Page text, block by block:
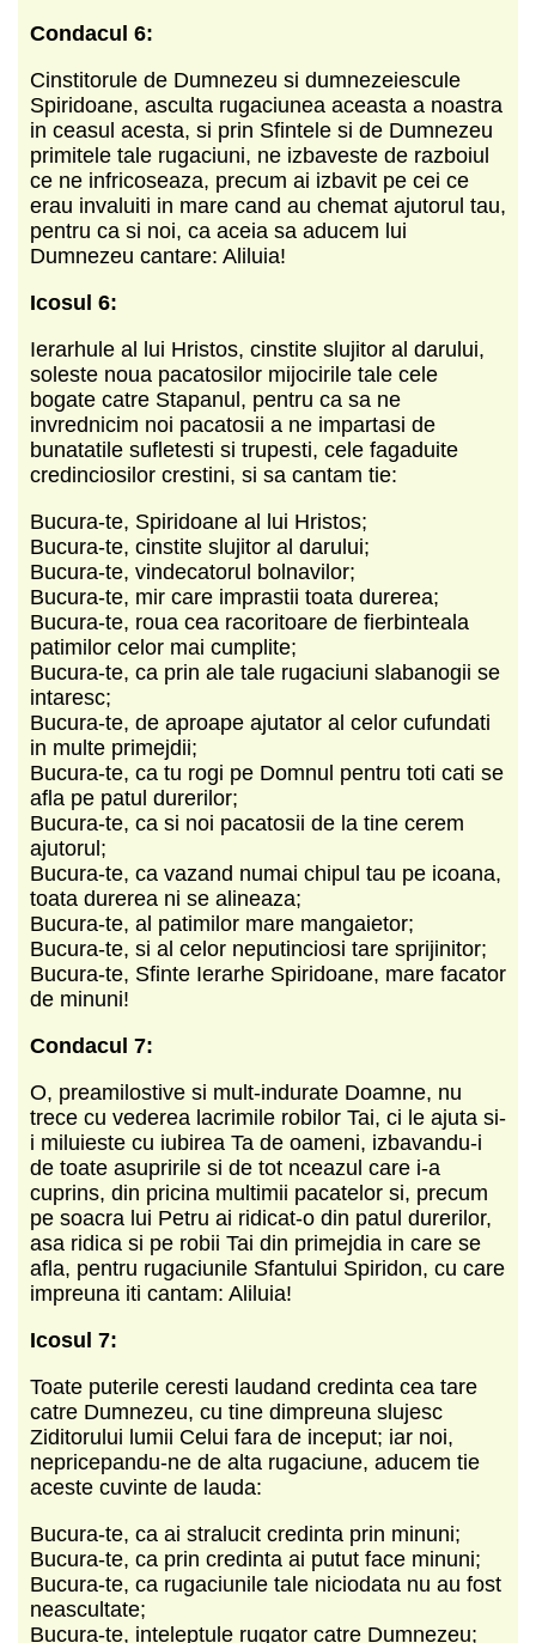
Condacul 6:
Cinstitorule de Dumnezeu si dumnezeiescule
Spiridoane, asculta rugaciunea aceasta a noastra
in ceasul acesta, si prin Sfintele si de Dumnezeu
primitele tale rugaciuni, ne izbaveste de razboiul
ce ne infricoseaza, precum ai izbavit pe cei ce
erau invaluiti in mare cand au chemat ajutorul tau,
pentru ca si noi, ca aceia sa aducem lui
Dumnezeu cantare: Aliluia!
Icosul 6:
Ierarhule al lui Hristos, cinstite slujitor al darului,
soleste noua pacatosilor mijocirile tale cele
bogate catre Stapanul, pentru ca sa ne
invrednicim noi pacatosii a ne impartasi de
bunatatile sufletesti si trupesti, cele fagaduite
credinciosilor crestini, si sa cantam tie:
Bucura-te, Spiridoane al lui Hristos;
Bucura-te, cinstite slujitor al darului;
Bucura-te, vindecatorul bolnavilor;
Bucura-te, mir care imprastii toata durerea;
Bucura-te, roua cea racoritoare de fierbinteala
patimilor celor mai cumplite;
Bucura-te, ca prin ale tale rugaciuni slabanogii se
intaresc;
Bucura-te, de aproape ajutator al celor cufundati
in multe primejdii;
Bucura-te, ca tu rogi pe Domnul pentru toti cati se
afla pe patul durerilor;
Bucura-te, ca si noi pacatosii de la tine cerem
ajutorul;
Bucura-te, ca vazand numai chipul tau pe icoana,
toata durerea ni se alineaza;
Bucura-te, al patimilor mare mangaietor;
Bucura-te, si al celor neputinciosi tare sprijinitor;
Bucura-te, Sfinte Ierarhe Spiridoane, mare facator
de minuni!
Condacul 7:
O, preamilostive si mult-indurate Doamne, nu
trece cu vederea lacrimile robilor Tai, ci le ajuta si-
i miluieste cu iubirea Ta de oameni, izbavandu-i
de toate asupririle si de tot nceazul care i-a
cuprins, din pricina multimii pacatelor si, precum
pe soacra lui Petru ai ridicat-o din patul durerilor,
asa ridica si pe robii Tai din primejdia in care se
afla, pentru rugaciunile Sfantului Spiridon, cu care
impreuna iti cantam: Aliluia!
Icosul 7:
Toate puterile ceresti laudand credinta cea tare
catre Dumnezeu, cu tine dimpreuna slujesc
Ziditorului lumii Celui fara de inceput; iar noi,
nepricepandu-ne de alta rugaciune, aducem tie
aceste cuvinte de lauda:
Bucura-te, ca ai stralucit credinta prin minuni;
Bucura-te, ca prin credinta ai putut face minuni;
Bucura-te, ca rugaciunile tale niciodata nu au fost
neascultate;
Bucura-te, inteleptule rugator catre Dumnezeu;